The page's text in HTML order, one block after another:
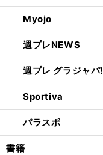
Myojo
週プレNEWS
週プレ グラジャパ!
Sportiva
パラスポ
書籍